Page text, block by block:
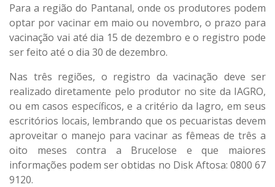
Para a região do Pantanal, onde os produtores podem
optar por vacinar em maio ou novembro, o prazo para
vacinação vai até dia 15 de dezembro e o registro pode
ser feito até o dia 30 de dezembro.
Nas três regiões, o registro da vacinação deve ser
realizado diretamente pelo produtor nosite da IAGRO,
ou em casos específicos, e a critério da Iagro, em seus
escritórios locais, lembrando que os pecuaristas devem
aproveitar o manejo para vacinar as fêmeas de três a
oito meses contra a Brucelose e que maiores
informações podem ser obtidas no Disk Aftosa: 0800 67
9120.